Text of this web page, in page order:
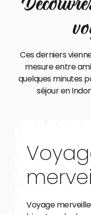
Ces derniers
mesure entre
quelques minutes
séjour en
Voyage